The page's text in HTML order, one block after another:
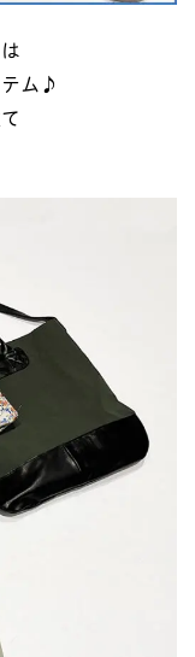
テム♪